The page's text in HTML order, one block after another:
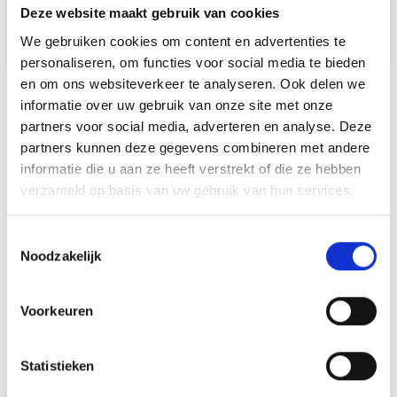
Deze website maakt gebruik van cookies
We gebruiken cookies om content en advertenties te
personaliseren, om functies voor social media te bieden
en om ons websiteverkeer te analyseren. Ook delen we
informatie over uw gebruik van onze site met onze
partners voor social media, adverteren en analyse. Deze
partners kunnen deze gegevens combineren met andere
informatie die u aan ze heeft verstrekt of die ze hebben
verzameld op basis van uw gebruik van hun services.
Noodzakelijk
Voorkeuren
Statistieken
ADVIES NODIG OF VRAGEN?